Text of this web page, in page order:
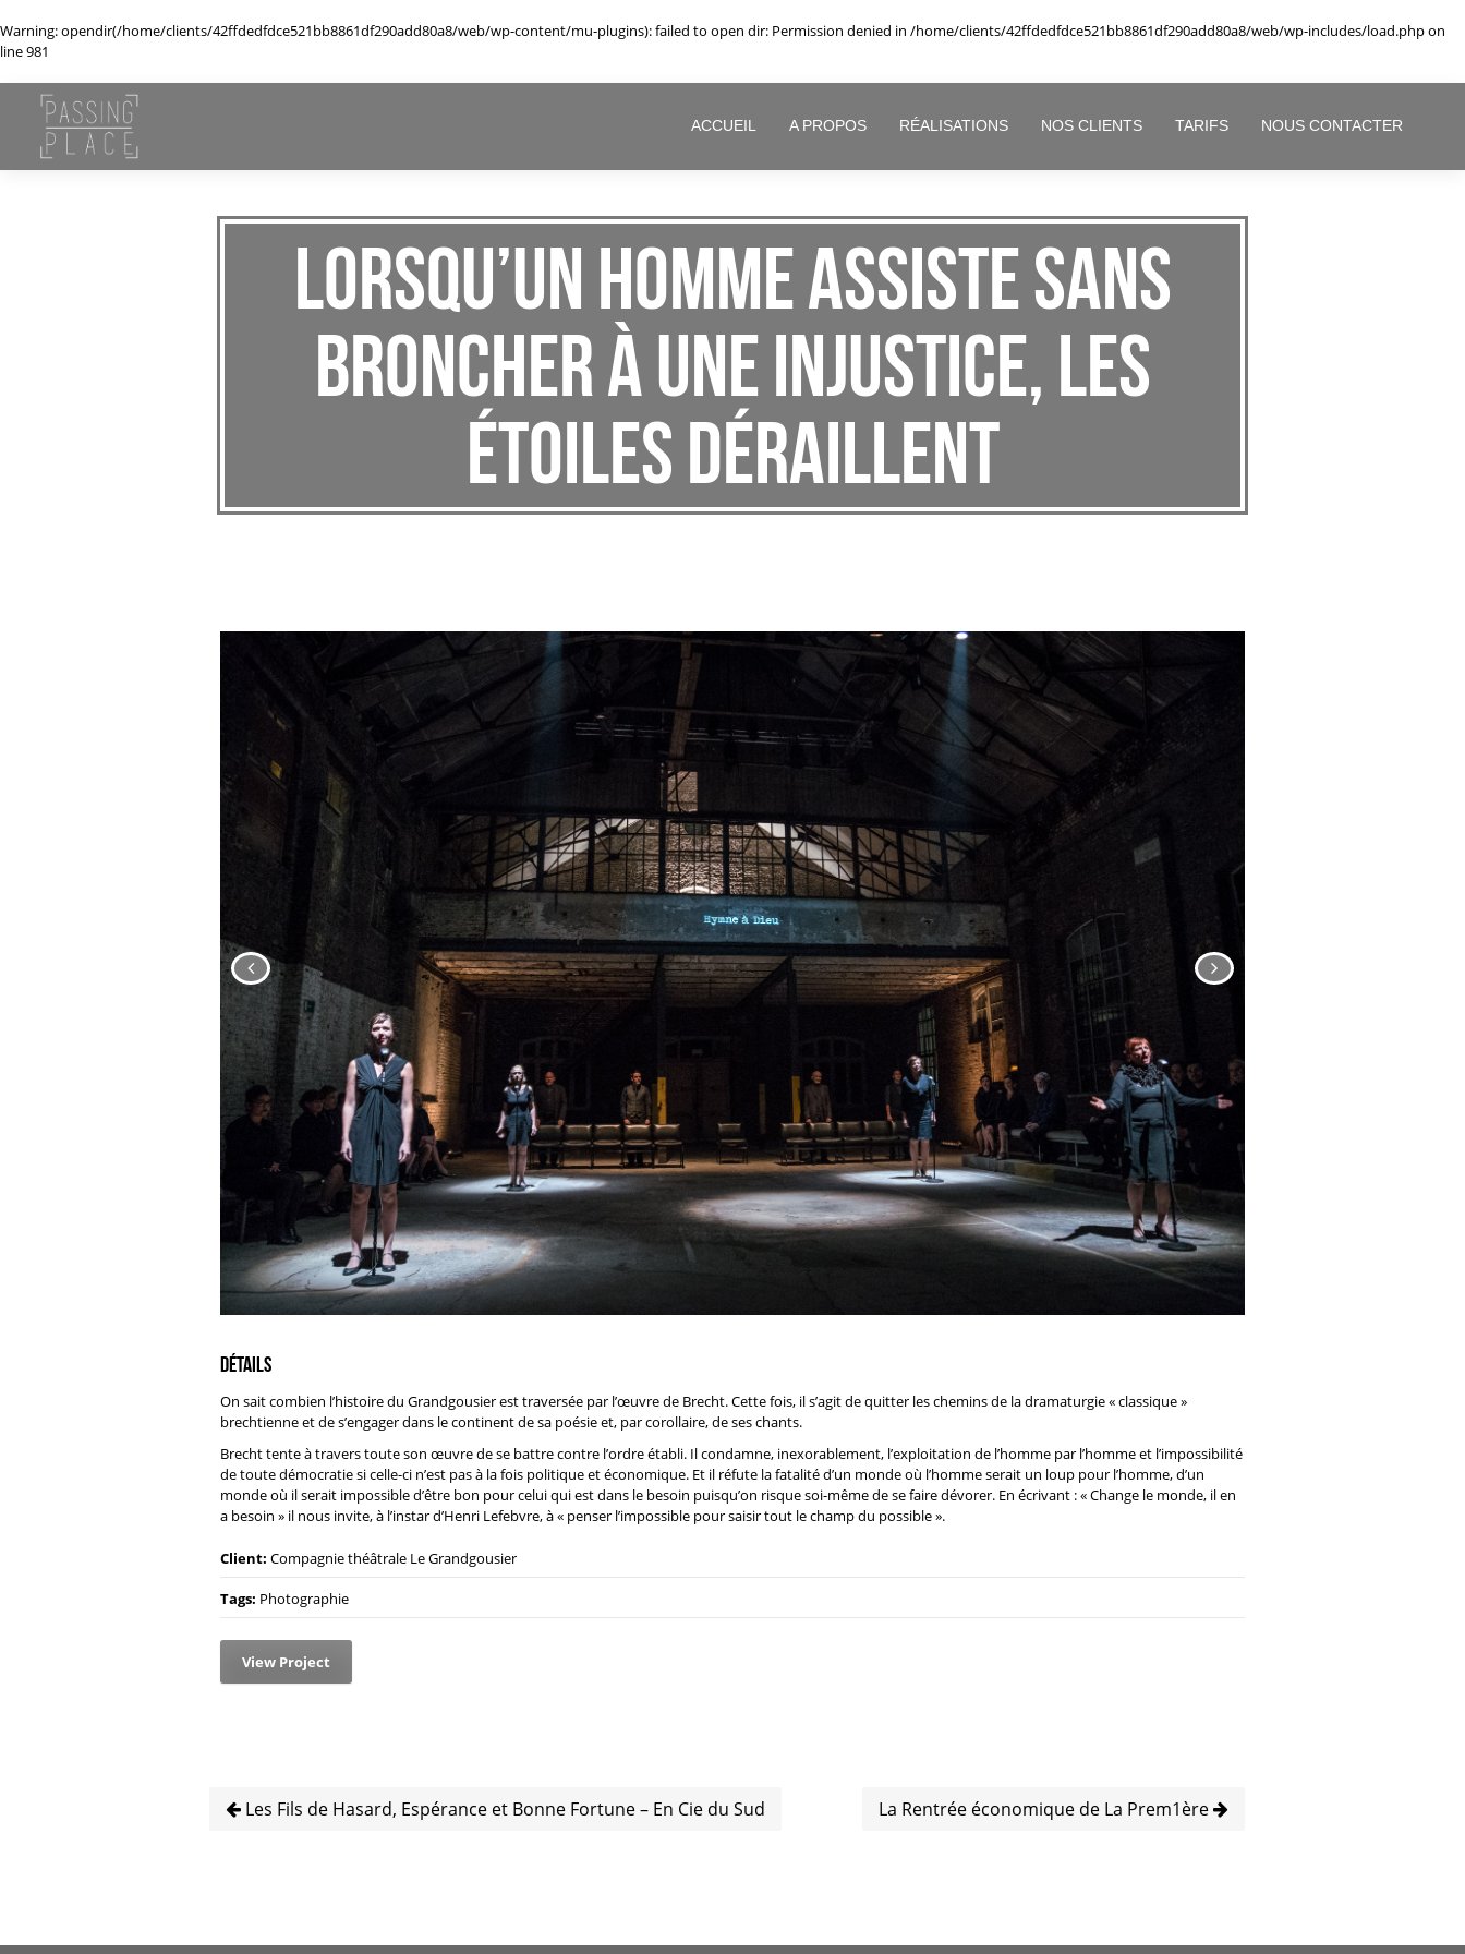
Warning: opendir(/home/clients/42ffdedfdce521bb8861df290add80a8/web/wp-content/mu-plugins): failed to open dir: Permission denied in /home/clients/42ffdedfdce521bb8861df290add80a8/web/wp-includes/load.phpon
line981
ACCUEIL A PROPOS RÉALISATIONS NOS CLIENTS TARIFS NOUS CONTACTER
Lorsqu’un homme assiste sans
broncher à une injustice, les
étoiles déraillent
Détails
On sait combien l’histoire du Grandgousier est traversée par l’œuvre de Brecht. Cette fois, il s’agit de quitter les chemins de la dramaturgie « classique »
brechtienne et de s’engager dans le continent de sa poésie et, par corollaire, de ses chants.
Brecht tente à travers toute son œuvre de se battre contre l’ordre établi. Il condamne, inexorablement, l’exploitation de l’homme par l’homme et l’impossibilité
de toute démocratie si celle-ci n’est pas à la fois politique et économique. Et il réfute la fatalité d’un monde où l’homme serait un loup pour l’homme, d’un
monde où il serait impossible d’être bon pour celui qui est dans le besoin puisqu’on risque soi-même de se faire dévorer. En écrivant : « Change le monde, il en
a besoin » il nous invite, à l’instar d’Henri Lefebvre, à « penser l’impossible pour saisir tout le champ du possible ».
Client: Compagnie théâtrale Le Grandgousier
Tags: Photographie
View Project
La Rentrée économique de La Prem1ère
Les Fils de Hasard, Espérance et Bonne Fortune – En Cie du Sud